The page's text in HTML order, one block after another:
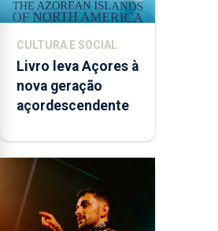
CULTURA E SOCIAL
Livro leva Açores à
nova geração
açordescendente